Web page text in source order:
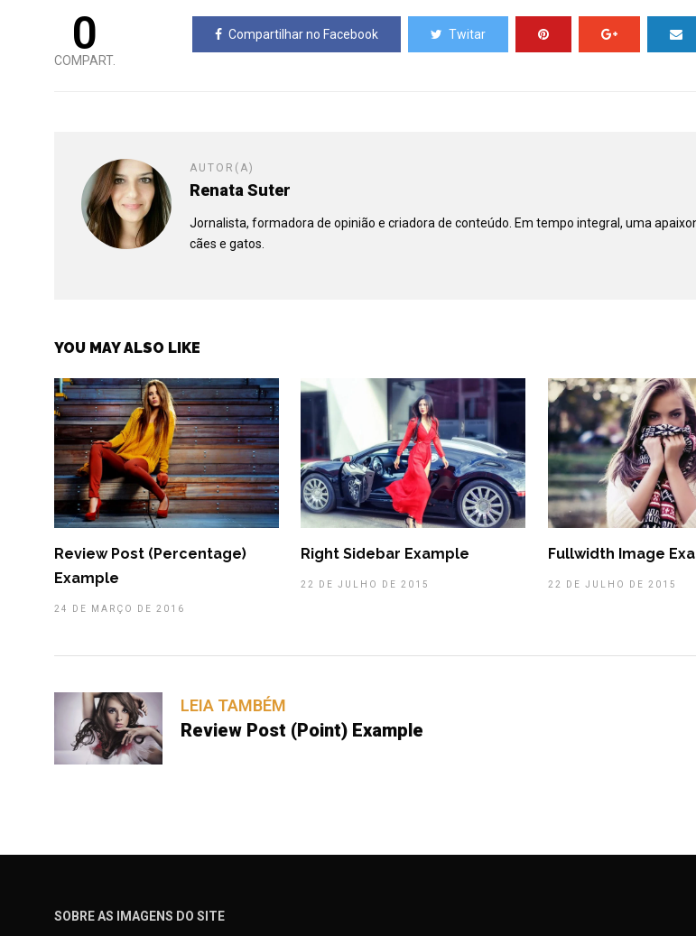
0
COMPART.
Compartilhar no Facebook Twitar
AUTOR(A)
Renata Suter
Jornalista, formadora de opinião e criadora de conteúdo. Em tempo integral, uma
cães e gatos.
YOU MAY ALSO LIKE
Review Post (Percentage)
Example
24 DE MARÇO DE 2016
Right Sidebar Example
22 DE JULHO DE 2015
Fullwidth Image
22 DE JULHO DE 2015
LEIA TAMBÉM
Review Post (Point) Example
SOBRE AS IMAGENS DO SITE